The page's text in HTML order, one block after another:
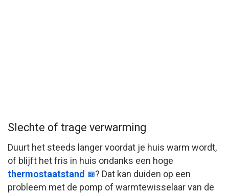
Slechte of trage verwarming
Duurt het steeds langer voordat je huis warm wordt,
of blijft het fris in huis ondanks een hoge
thermostaatstand
? Dat kan duiden op een
probleem met de pomp of warmtewisselaar van de